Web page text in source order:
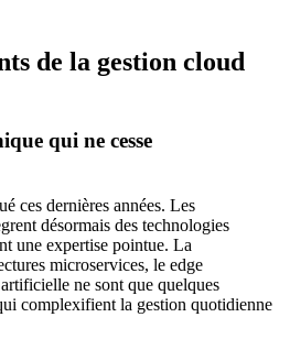
de la gestion cloud
qui ne cesse
ces dernières années. Les
désormais des technologies
une expertise pointue. La
microservices, le edge
ne sont que quelques
complexifient la gestion quotidienne